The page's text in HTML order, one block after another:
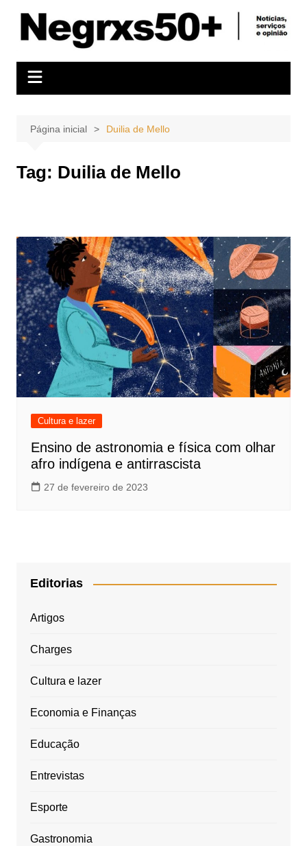
conteúdo
Página inicial Duilia de Mello
Tag: Duilia de Mello
Cultura e lazer
Ensino de astronomia e física com olhar
afro indígena e antirrascista
27 de fevereiro de 2023
Editorias
Artigos
Charges
Cultura e lazer
Economia e Finanças
Educação
Entrevistas
Esporte
Gastronomia